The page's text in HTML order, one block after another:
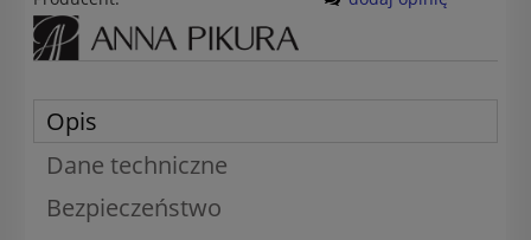
Opis
Dane techniczne
Bezpieczeństwo